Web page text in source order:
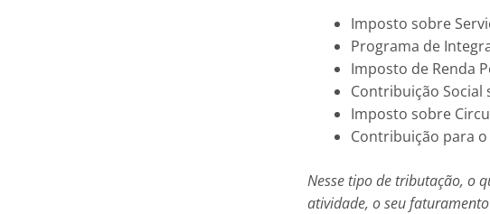
Imposto sobre
Programa de
Imposto de Renda
Contribuição Social
Imposto sobre
Contribuição para o
Nesse tipo de tributação, o
atividade, o seu